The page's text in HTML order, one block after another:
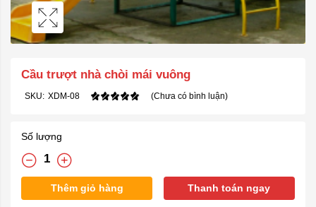
Cầu trượt nhà chòi mái vuông
SKU: XDM-08 (Chưa có bình luận)
Số lượng
Thêm giỏ hàng Thanh toán ngay